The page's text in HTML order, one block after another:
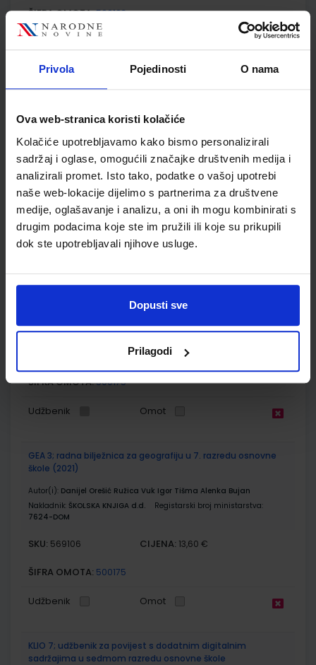
Privola Pojedinosti O nama
Ova web-stranica koristi kolačiće
Kolačiće upotrebljavamo kako bismo personalizirali
sadržaj i oglase, omogućili značajke društvenih medija i
analizirali promet. Isto tako, podatke o vašoj upotrebi
naše web-lokacije dijelimo s partnerima za društvene
medije, oglašavanje i analizu, a oni ih mogu kombinirati s
drugim podacima koje ste im pružili ili koje su prikupili
dok ste upotrebljavali njihove usluge.
Dopusti sve
Prilagodi
ŠIFRA OMOTA:500163
KEMIJA 7; radna bilježnica za kemiju u sedmom razredu
Autor(i):Lukić Marić Zerdun Trenčevska Varga
Nakladnik:
ŠKOLSKA KNJIGA d.d. Registarski broj ministarstva:6091-
DOM
SKU:556222 CIJENA:13,60 €
ŠIFRA OMOTA: 500163
Udžbenik Omot
GEA 3; udžbenik geografije u sedmom razredu osnovne
škole (2021)
Danijel Orešić Igor Tišma Ružica Vuk Alenka Bujan
Nakladnik:ŠKOLSKA KNJIGA d.d. Registarski broj ministarstva:7624
CIJENA: 12,04 €
ŠIFRA OMOTA:500175
Udžbenik Omot
GEA 3; radna bilježnica za geografiju u 7. razredu osnovne
škole (2021)
Autor(i): Danijel Orešić Ružica Vuk Igor Tišma Alenka Bujan
Nakladnik: ŠKOLSKA KNJIGA d.d.
Registarski broj ministarstva:
7624-DOM
SKU: 569106 CIJENA: 13,60 €
ŠIFRA OMOTA: 500175
Udžbenik Omot
KLIO 7; udžbenik za povijest s dodatnim digitalnim
sadržajima u sedmom razredu osnovne škole